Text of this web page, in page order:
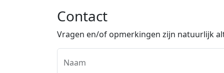
Contact
Vragen en/of opmerkingen zijn natuurlijk
Naam